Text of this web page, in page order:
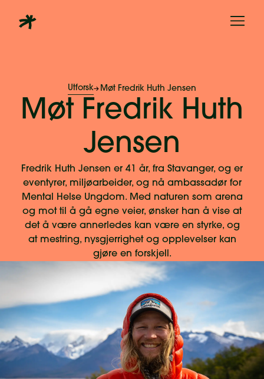
Utforsk Møt Fredrik Huth Jensen
Møt Fredrik Huth
Jensen
Fredrik Huth Jensen er 41 år, fra Stavanger, og er
eventyrer, miljøarbeider, og nå ambassadør for
Mental Helse Ungdom. Med naturen som arena
og mot til å gå egne veier, ønsker han å vise at
det å være annerledes kan være en styrke, og
at mestring, nysgjerrighet og opplevelser kan
gjøre en forskjell.